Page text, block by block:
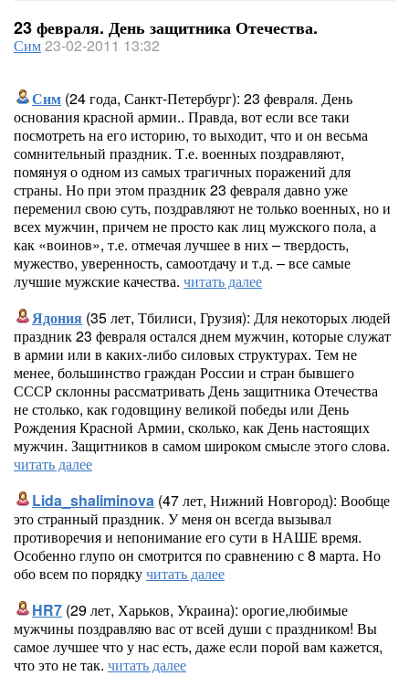
23 февраля. День защитника Отечества.
Сим23-02-2011 13:32
Сим (24 года, Санкт-Петербург): 23 февраля. День
основания красной армии.. Правда, вот если все таки
посмотреть на его историю, то выходит, что и он весьма
сомнительный праздник. Т.е. военных поздравляют,
помянуя о одном из самых трагичных поражений для
страны. Но при этом праздник 23 февраля давно уже
переменил свою суть, поздравляют не только военных, но и
всех мужчин, причем не просто как лиц мужского пола, а
как «воинов», т.е. отмечая лучшее в них – твердость,
мужество, уверенность, самоотдачу и т.д. – все самые
лучшие мужские качества. читать далее
Ядония (35 лет, Тбилиси, Грузия): Для некоторых людей
праздник 23 февраля остался днем мужчин, которые служат
в армии или в каких-либо силовых структурах. Тем не
менее, большинство граждан России и стран бывшего
СССР склонны рассматривать День защитника Отечества
не столько, как годовщину великой победы или День
Рождения Красной Армии, сколько, как День настоящих
мужчин. Защитников в самом широком смысле этого слова.
читать далее
Lida_shaliminova (47 лет, Нижний Новгород): Вообще
это странный праздник. У меня он всегда вызывал
противоречия и непонимание его сути в НАШЕ время.
Особенно глупо он смотрится по сравнению с 8 марта. Но
обо всем по порядкучитать далее
HR7 (29 лет, Харьков, Украина): орогие,любимые
мужчины поздравляю вас от всей души с праздником! Вы
самое лучшее что у нас есть, даже если порой вам кажется,
что это не так. читать далее